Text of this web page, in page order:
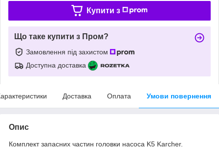
Купити з
Що таке купити з Пром?
Замовлення під захистом
Доступна доставка
Доставка Оплата Умови повернення
Опис
Комплект запасних частин головки насоса K5 Karcher.